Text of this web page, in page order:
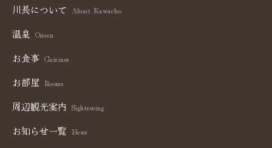
川長について About Kawacho
温泉 Onsen
お食事 Cuisines
お部屋 Rooms
周辺観光案内 Sightseeing
お知らせ一覧 News